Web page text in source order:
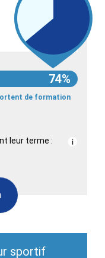
74%
de formation
leur terme :
sportif